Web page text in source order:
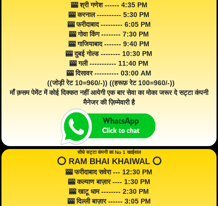
🎰 श्री गणेश ------ 4:35 PM
🎰 करनाल ---------- 5:30 PM
🎰 फरीदाबाद --------- 6:05 PM
🎰 गोवा किंग -------- 7:30 PM
🎰 गाजियाबाद ------- 9:40 PM
🎰 दुबई गोल्ड -------- 10:30 PM
🎰 गली ----------- 11:40 PM
🎰 दिसावर ---------- 03:00 AM
((जोड़ी रेट 10=960/-)) ((हरूफ़ रेट 100=960/-))
माँ क़सम पेमेंट में कोई दिक्कत नहीं आयेगी एक बार सेवा का मोका जरूर दे सट्टा कंपनी
मैनेजर की ज़िम्मेवारी है
सीधे सट्टा कंपनी का No 1 खाईवाल
⭕️ RAM BHAI KHAIWAL ⭕️
🎰 फरीदाबाद सवेरा --- 12:30 PM
🎰 कल्याण बाज़ार ---- 1:30 PM
🎰 खाटू धाम -------- 2:30 PM
🎰 दिल्ली बाज़ार ------ 3:05 PM